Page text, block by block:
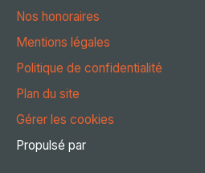
Nos honoraires
Mentions légales
Politique de confidentialité
Plan du site
Gérer les cookies
Propulsé par